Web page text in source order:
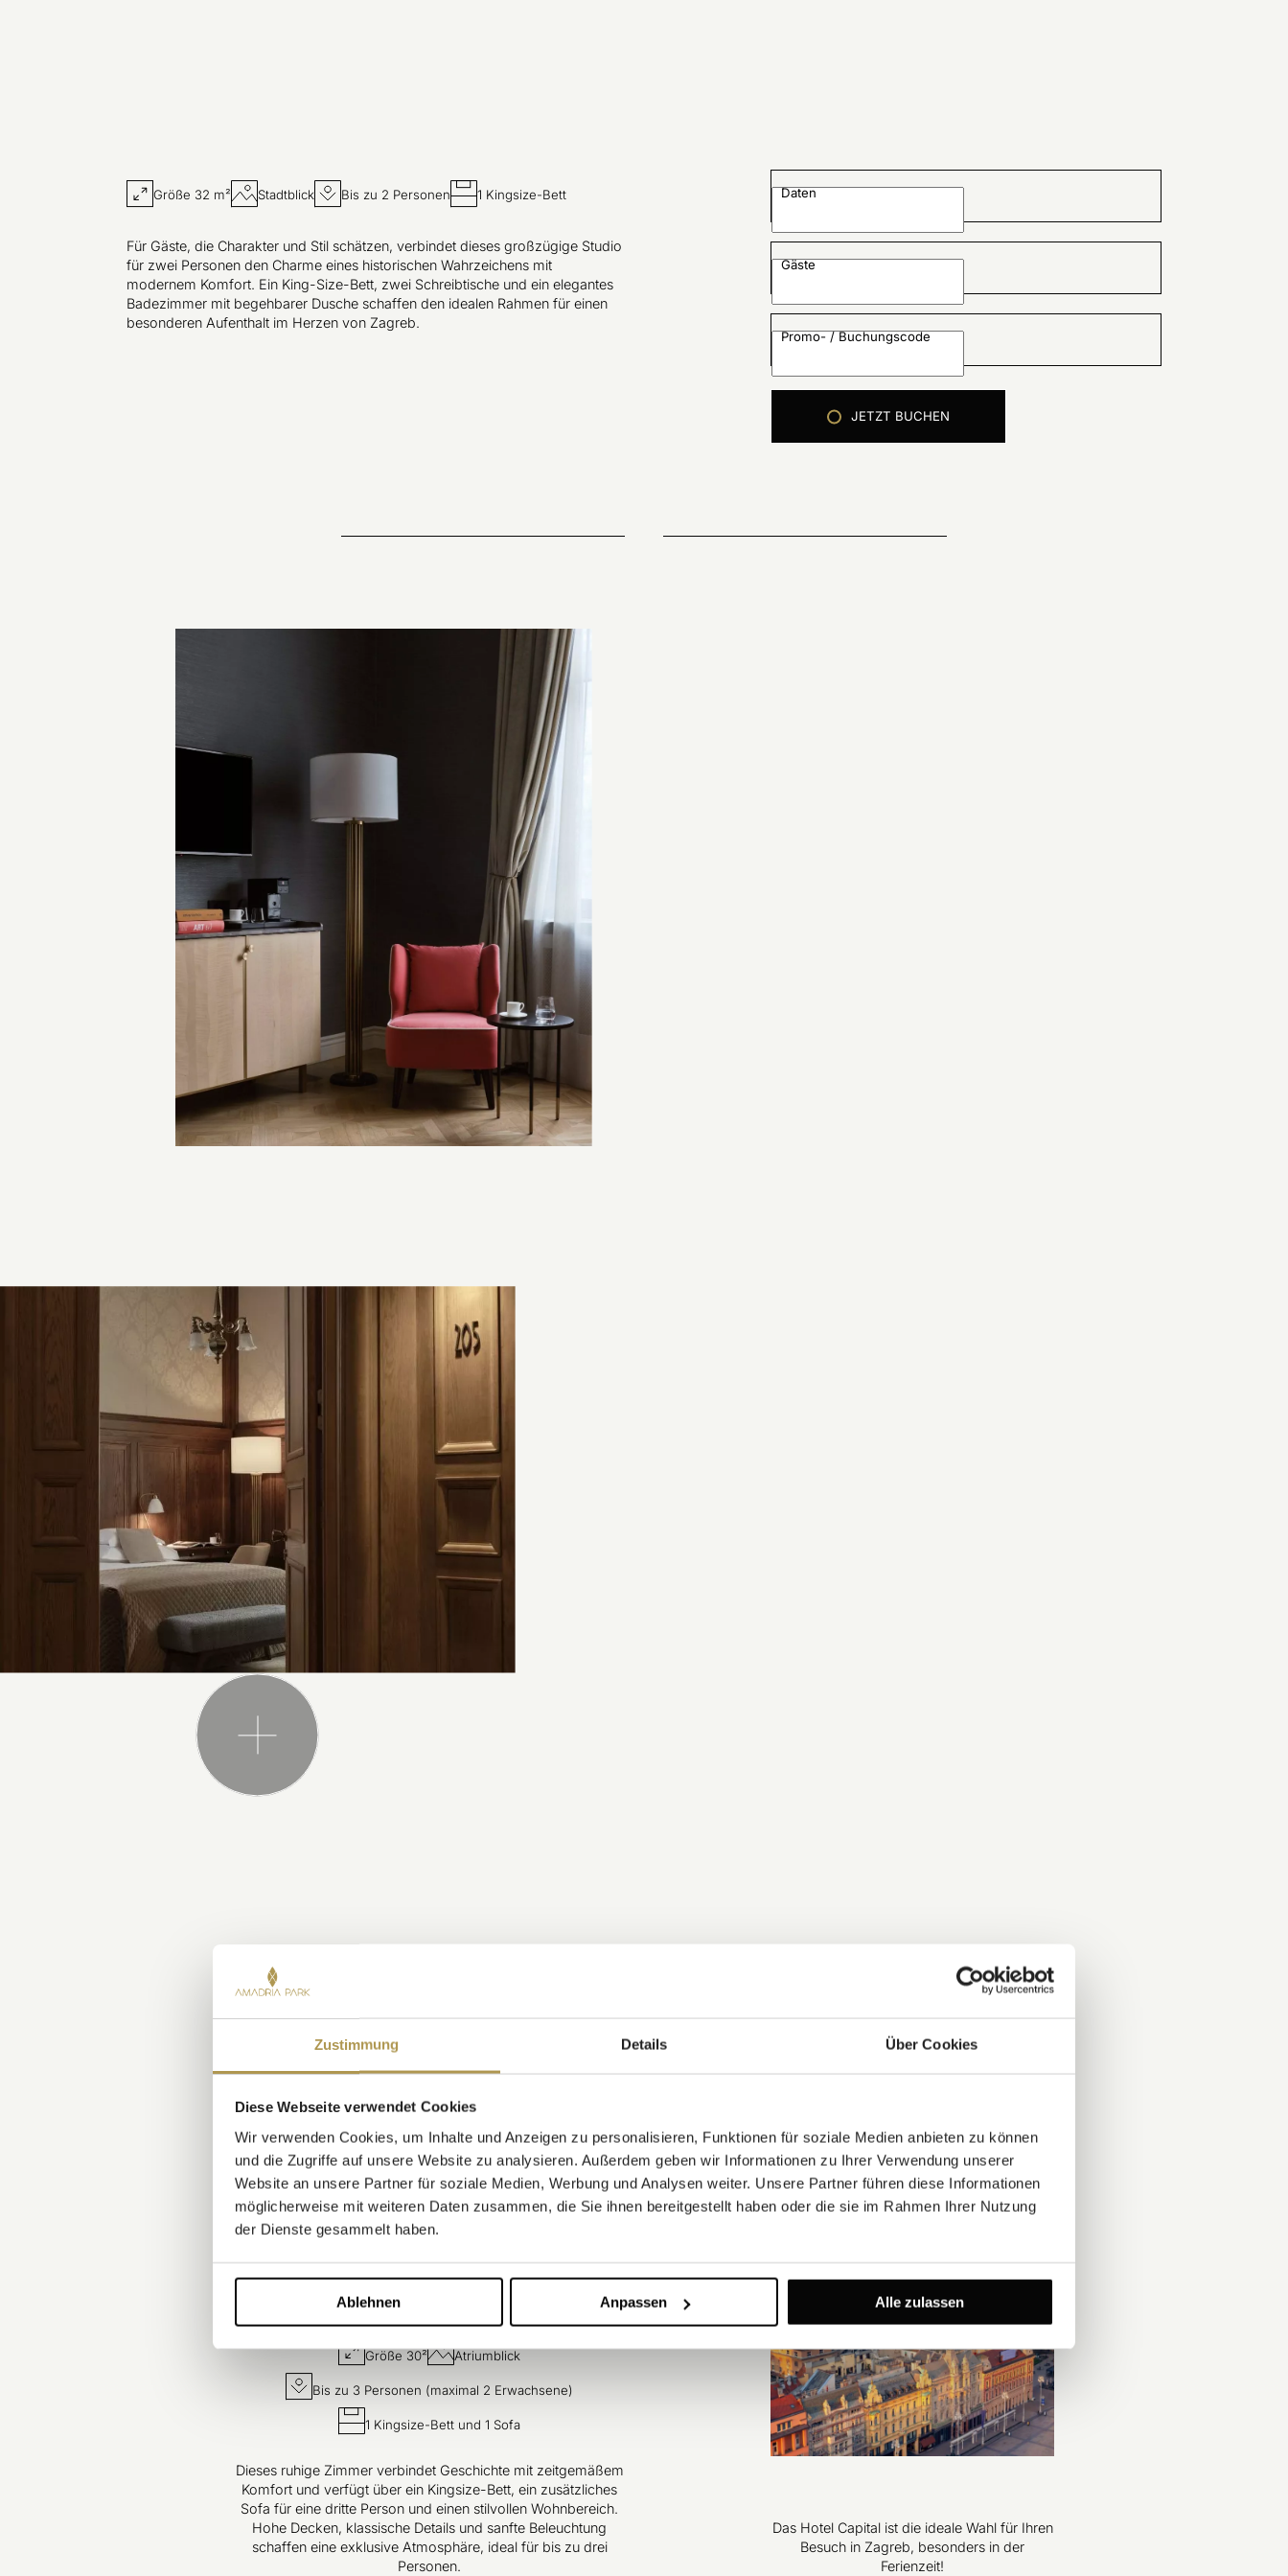
Zustimmung Details Über Cookies
Diese Webseite verwendet Cookies
Wir verwenden Cookies, um Inhalte und Anzeigen zu personalisieren, Funktionen für soziale Medien anbieten zu können
und die Zugriffe auf unsere Website zu analysieren. Außerdem geben wir Informationen zu Ihrer Verwendung unserer
Website an unsere Partner für soziale Medien, Werbung und Analysen weiter. Unsere Partner führen diese Informationen
möglicherweise mit weiteren Daten zusammen, die Sie ihnen bereitgestellt haben oder die sie im Rahmen Ihrer Nutzung
der Dienste gesammelt haben.
Ablehnen Anpassen Alle zulassen
Größe 32 m² Stadtblick Bis zu 2 Personen 1 Kingsize-Bett
Für Gäste, die Charakter und Stil schätzen, verbindet dieses großzügige Studio
für zwei Personen den Charme eines historischen Wahrzeichens mit
modernem Komfort. Ein King-Size-Bett, zwei Schreibtische und ein elegantes
Badezimmer mit begehbarer Dusche schaffen den idealen Rahmen für einen
besonderen Aufenthalt im Herzen von Zagreb.
Daten
Gäste
Promo- / Buchungscode
JETZT BUCHEN
Größe 30² Atriumblick
Bis zu 3 Personen (maximal 2 Erwachsene)
1 Kingsize-Bett und 1 Sofa
Dieses ruhige Zimmer verbindet Geschichte mit zeitgemäßem
Komfort und verfügt über ein Kingsize-Bett, ein zusätzliches
Sofa für eine dritte Person und einen stilvollen Wohnbereich.
Hohe Decken, klassische Details und sanfte Beleuchtung
schaffen eine exklusive Atmosphäre, ideal für bis zu drei
Personen.
Das Hotel Capital ist die ideale Wahl für Ihren
Besuch in Zagreb, besonders in der
Ferienzeit!